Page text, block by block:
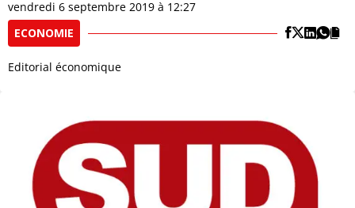
vendredi 6 septembre 2019 à 12:27
ECONOMIE
Editorial économique